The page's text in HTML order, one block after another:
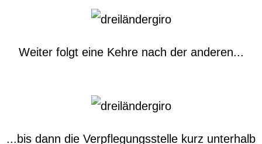
Weiter folgt eine Kehre nach der anderen...
...bis dann die Verpflegungsstelle kurz unterhalb